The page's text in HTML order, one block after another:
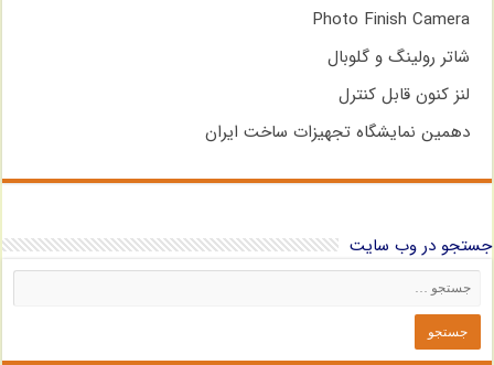
Photo Finish Camera
شاتر رولینگ و گلوبال
لنز کنون قابل کنترل
دهمین نمایشگاه تجهیزات ساخت ایران
جستجو در وب سایت